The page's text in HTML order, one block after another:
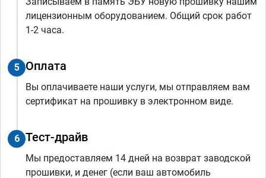
лицензионным оборудованием. Общий срок работ
1-2 часа.
5 Оплата
Вы оплачиваете наши услуги, мы отправляем вам
сертификат на прошивку в электронном виде.
6 Тест-драйв
Мы предоставляем 14 дней на возврат заводской
прошивки, и денег (если ваш автомобиль